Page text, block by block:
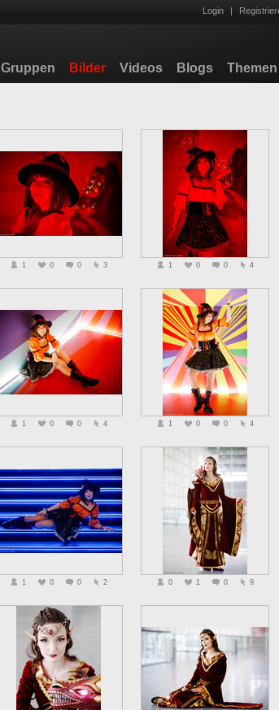
Login |
Gruppen Bilder Videos Blogs Themen
1 0 0 3 1 0 0 4
1 0 0 4 1 0 0 4
1 0 0 2 0 1 0 9